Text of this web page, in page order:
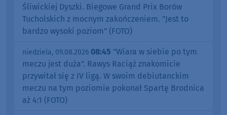
Śliwickiej Dyszki. Biegowe Grand Prix Borów
Tucholskich z mocnym zakończeniem. "Jest to
bardzo wysoki poziom" (FOTO)
niedziela, 09.08.2026 08:45 "Wiara w siebie po tym
meczu jest duża". Rawys Raciąż znakomicie
przywitał się z IV ligą. W swoim debiutanckim
meczu na tym poziomie pokonał Spartę Brodnica
aż 4:1 (FOTO)